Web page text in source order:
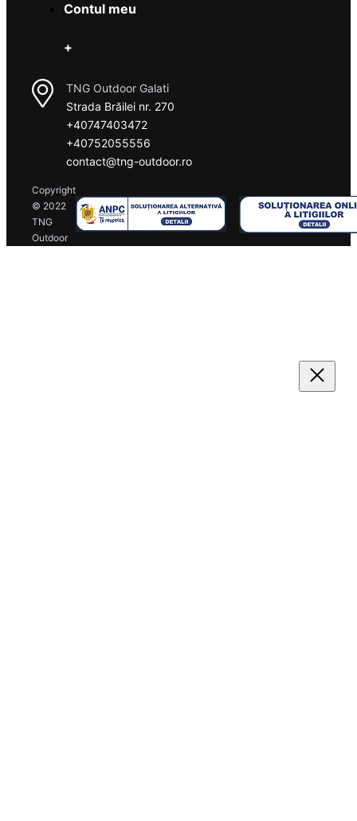
Contul meu
+
TNG Outdoor Galati
Strada Brăilei nr. 270
+40747403472
+40752055556
contact@tng-outdoor.ro
Copyright
© 2022
TNG
Outdoor